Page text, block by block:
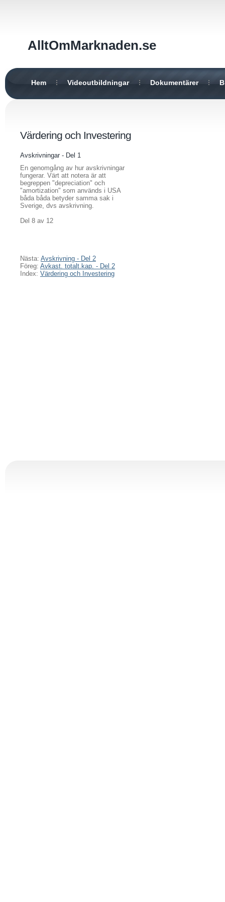
AlltOmMarknaden.se
Hem Videoutbildningar Dokumentärer
Värdering och Investering
Avskrivningar - Del 1
En genomgång av hur avskrivningar
fungerar. Värt att notera är att
begreppen "depreciation" och
"amortization" som används i USA
båda båda betyder samma sak i
Sverige, dvs avskrivning.
Del 8 av 12
Nästa: Avskrivning - Del 2
Föreg: Avkast. totalt.kap. - Del 2
Index: Värdering och Investering